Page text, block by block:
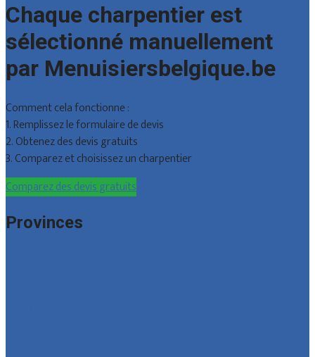
Chaque charpentier est
sélectionné manuellement
par Menuisiersbelgique.be
Comment cela fonctionne :
1. Remplissez le formulaire de devis
2. Obtenez des devis gratuits
3. Comparez et choisissez un charpentier
Comparez des devis gratuits
Provinces